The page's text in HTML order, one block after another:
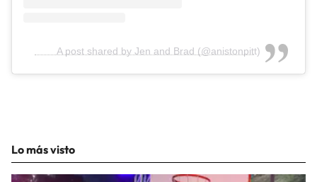
A post shared by Jen and Brad (@anistonpitt)
Lo más visto